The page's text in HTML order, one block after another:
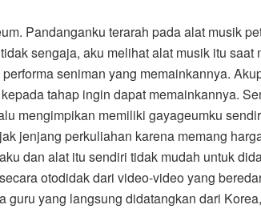
Pandanganku terarah pada alat musik
sengaja, aku melihat alat musik itu
seniman yang memainkannya.
tahap ingin dapat memainkannya.
mengimpikan memiliki gayageumku
jenjang perkuliahan karena memang
dan alat itu sendiri tidak mudah untuk
otodidak dari video-video yang
guru yang langsung didatangkan dari